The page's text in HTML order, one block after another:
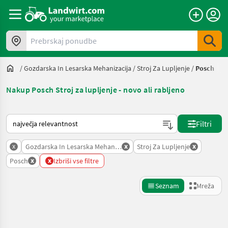
Prebrskaj ponudbe
/Gozdarska In Lesarska Mehanizacija /Stroj Za Lupljenje / Posch
Nakup Posch Stroj za lupljenje - novo ali rabljeno
Tako je razvrščeno na Landwirt.com
Filtri
x Gozdarska In Lesarska Mehanizacija
x Stroj Za Lupljenje x
Posch x x Izbriši vse filtre
Seznam Mreža